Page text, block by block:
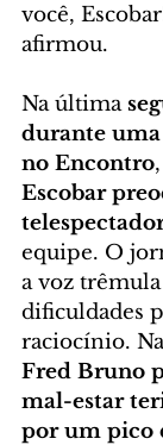
você,
afirmou.
Na última
durante
no Encontro
Escobar
equipe. O
a voz
dificuldades
raciocínio.
Fred Bruno
mal-estar
por um pico